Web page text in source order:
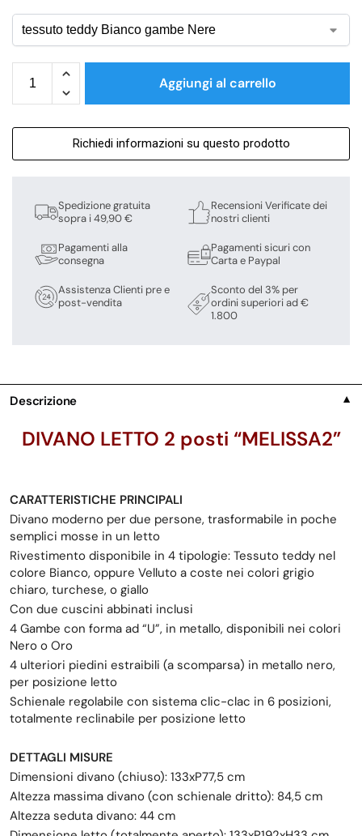
Aggiungi al carrello
Richiedi informazioni su questo prodotto
Spedizione gratuita
sopra i 49,90 €
Pagamenti alla
consegna
Assistenza Clienti pre e
post-vendita
Recensioni Verificate dei
nostri clienti
Pagamenti sicuri con
Carta e Paypal
Sconto del 3% per
ordini superiori ad €
1.800
Descrizione ▼
DIVANO LETTO 2 posti “MELISSA2”
CARATTERISTICHE PRINCIPALI
Divano moderno per due persone, trasformabile in poche
semplici mosse in un letto
Rivestimento disponibile in 4 tipologie: Tessuto teddy nel
colore Bianco, oppure Velluto a coste nei colori grigio
chiaro, turchese, o giallo
Con due cuscini abbinati inclusi
4 Gambe con forma ad “U”, in metallo, disponibili nei colori
Nero o Oro
4 ulteriori piedini estraibili (a scomparsa) in metallo nero,
per posizione letto
Schienale regolabile con sistema clic-clac in 6 posizioni,
totalmente reclinabile per posizione letto
DETTAGLI MISURE
Dimensioni divano (chiuso): 133xP77,5 cm
Altezza massima divano (con schienale dritto): 84,5 cm
Altezza seduta divano: 44 cm